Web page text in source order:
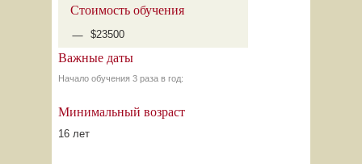
Стоимость обучения
$23500
Важные даты
Начало обучения 3 раза в год:
Минимальный возраст
16 лет